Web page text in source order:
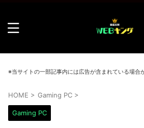
※当サイトの一部記事内には広告が含まれている場合
HOME > Gaming PC >
Gaming PC